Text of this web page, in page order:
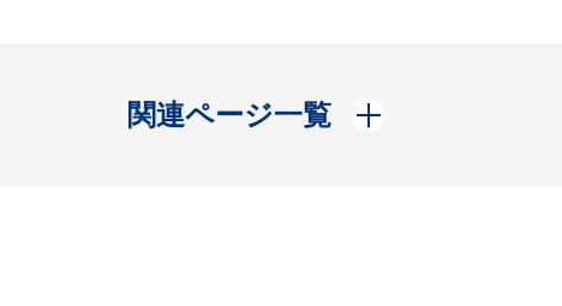
関連ページ一覧
開く